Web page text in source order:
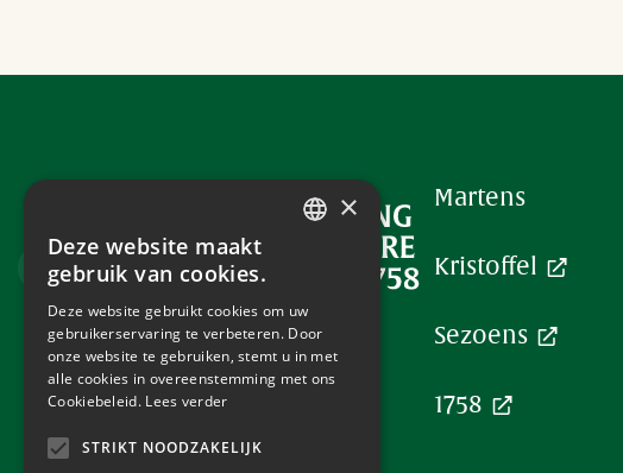
Footer
Martens
Kristoffel
Sezoens
1758
FRENCH
×
Deze website maakt
gebruik van cookies.
Deze website gebruikt cookies om uw
gebruikerservaring te verbeteren. Door
onze website te gebruiken, stemt u in met
alle cookies in overeenstemming met ons
Cookiebeleid. Lees verder
STRIKT NOODZAKELIJK